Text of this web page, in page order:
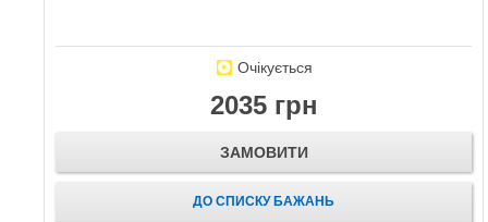
Очікується
2035 грн
ЗАМОВИТИ
ДО СПИСКУ БАЖАНЬ